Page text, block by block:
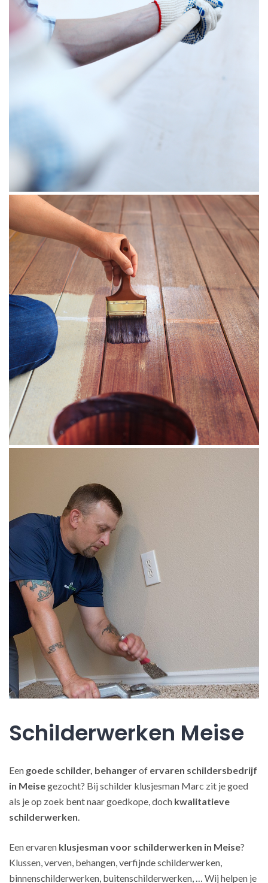
Schilderwerken Meise
Een goede schilder, behangerof ervaren schildersbedrijf
in Meisegezocht? Bij schilder klusjesman Marc zit je goed
als je op zoek bent naar goedkope, doch kwalitatieve
schilderwerken.
Een ervaren klusjesman voor schilderwerken in Meise?
Klussen, verven, behangen, verfijnde schilderwerken,
binnenschilderwerken, buitenschilderwerken, … Wij helpen je